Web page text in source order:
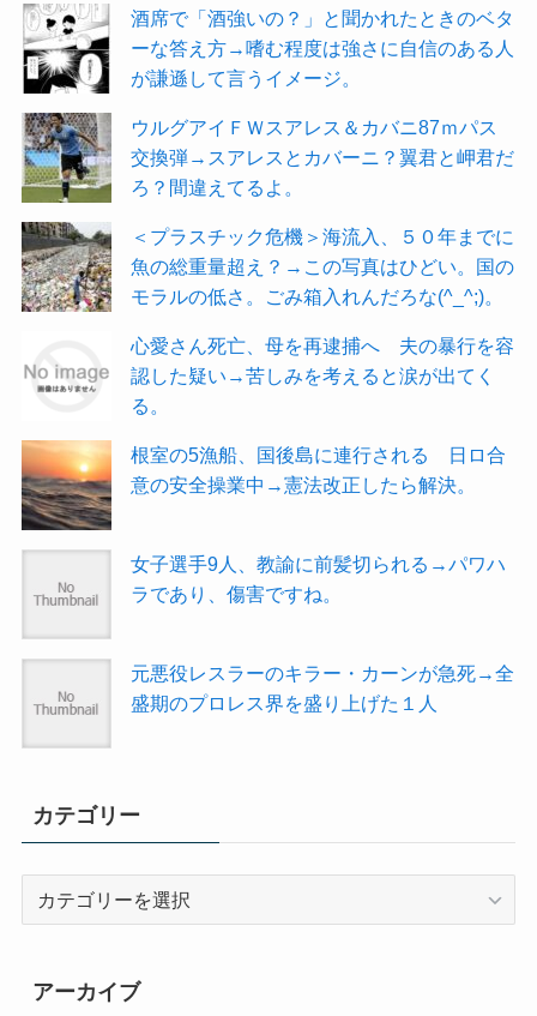
酒席で「酒強いの？」と聞かれたときのベタ
ーな答え方→嗜む程度は強さに自信のある人
が謙遜して言うイメージ。
ウルグアイＦＷスアレス＆カバニ87ｍパス
交換弾→スアレスとカバーニ？翼君と岬君だ
ろ？間違えてるよ。
＜プラスチック危機＞海流入、５０年までに
魚の総重量超え？→この写真はひどい。国の
モラルの低さ。ごみ箱入れんだろな(^_^;)。
心愛さん死亡、母を再逮捕へ 夫の暴行を容
認した疑い→苦しみを考えると涙が出てく
る。
根室の5漁船、国後島に連行される 日ロ合
意の安全操業中→憲法改正したら解決。
女子選手9人、教諭に前髪切られる→パワハ
ラであり、傷害ですね。
元悪役レスラーのキラー・カーンが急死→全
盛期のプロレス界を盛り上げた１人
カテゴリー
ー
アーカイブ